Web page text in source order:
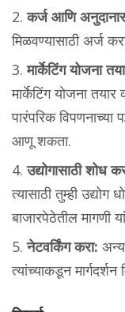
कर्ज आणि
मिळवण्यासाठी अर्ज
मार्केटिंग योजना
मार्केटिंग योजना
पारंपरिक विपणनाच्या
आणू शकता.
उद्योगासाठी शोध
त्यासाठी तुम्ही उद्योग
बाजारपेठेतील मागणी
नेटवर्किंग करा:
त्यांच्याकडून